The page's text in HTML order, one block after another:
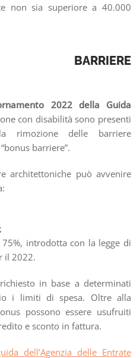
non sia superiore a 40.000
BARRIERE
2022 della Guida
con disabilità sono presenti
rimozione delle barriere
barriere”.
architettoniche può avvenire
introdotta con la legge di
il 2022.
in base a determinati
i limiti di spesa. Oltre alla
possono essere usufruiti
e sconto in fattura.
dell’Agenzia delle Entrate